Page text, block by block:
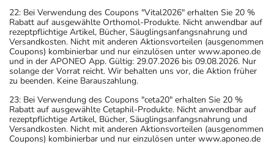
22: Bei Verwendung des Coupons "Vital2026" erhalten Sie 20 %
Rabatt auf ausgewählte Orthomol-Produkte. Nicht anwendbar auf
rezeptpflichtige Artikel, Bücher, Säuglingsanfangsnahrung und
Versandkosten. Nicht mit anderen Aktionsvorteilen (ausgenommen
Coupons) kombinierbar und nur einzulösen unter www.aponeo.de
und in der APONEO App. Gültig: 29.07.2026 bis 09.08.2026. Nur
solange der Vorrat reicht. Wir behalten uns vor, die Aktion früher
zu beenden. Keine Barauszahlung.
23: Bei Verwendung des Coupons "ceta20" erhalten Sie 20 %
Rabatt auf ausgewählte Cetaphil-Produkte. Nicht anwendbar auf
rezeptpflichtige Artikel, Bücher, Säuglingsanfangsnahrung und
Versandkosten. Nicht mit anderen Aktionsvorteilen (ausgenommen
Coupons) kombinierbar und nur einzulösen unter www.aponeo.de